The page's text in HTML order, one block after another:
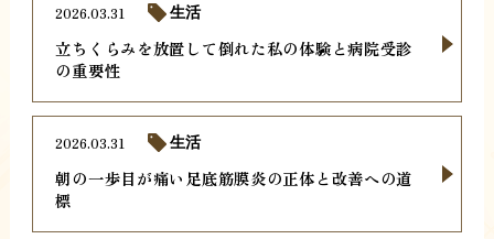
立ちくらみを放置して倒れた私の体験と病院受診
の重要性
2026.03.31 生活
朝の一歩目が痛い足底筋膜炎の正体と改善への道
標
2026.03.31 生活